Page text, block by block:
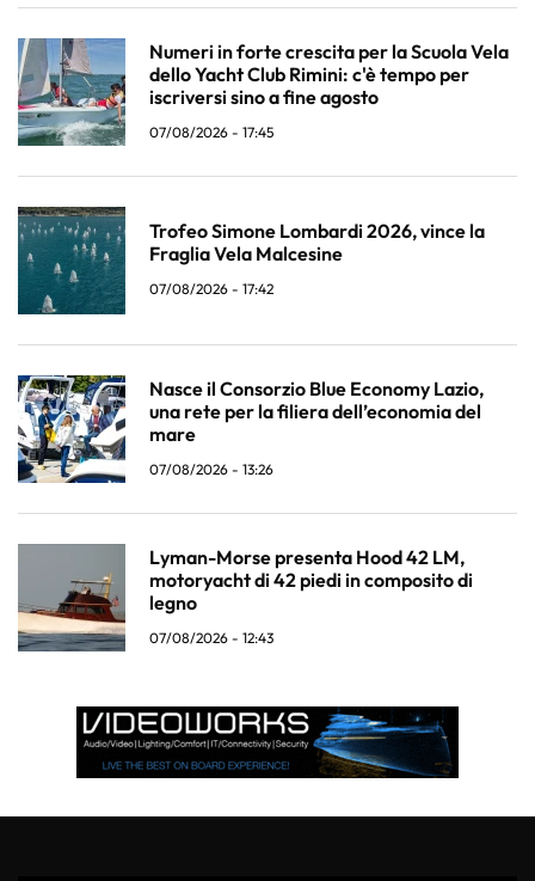
Numeri in forte crescita per la Scuola Vela
dello Yacht Club Rimini: c'è tempo per
iscriversi sino a fine agosto
07/08/2026 - 17:45
Trofeo Simone Lombardi 2026, vince la
Fraglia Vela Malcesine
07/08/2026 - 17:42
Nasce il Consorzio Blue Economy Lazio,
una rete per la filiera dell’economia del
mare
07/08/2026 - 13:26
Lyman-Morse presenta Hood 42 LM,
motoryacht di 42 piedi in composito di
legno
07/08/2026 - 12:43